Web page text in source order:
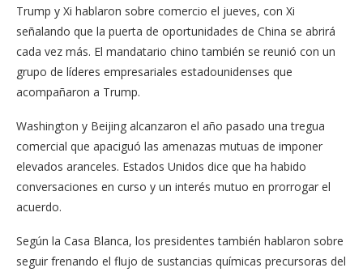
Trump y Xi hablaron sobre comercio el jueves, con Xi
señalando que la puerta de oportunidades de China se abrirá
cada vez más. El mandatario chino también se reunió con un
grupo de líderes empresariales estadounidenses que
acompañaron a Trump.
Washington y Beijing alcanzaron el año pasado una tregua
comercial que apaciguó las amenazas mutuas de imponer
elevados aranceles. Estados Unidos dice que ha habido
conversaciones en curso y un interés mutuo en prorrogar el
acuerdo.
Según la Casa Blanca, los presidentes también hablaron sobre
seguir frenando el flujo de sustancias químicas precursoras del